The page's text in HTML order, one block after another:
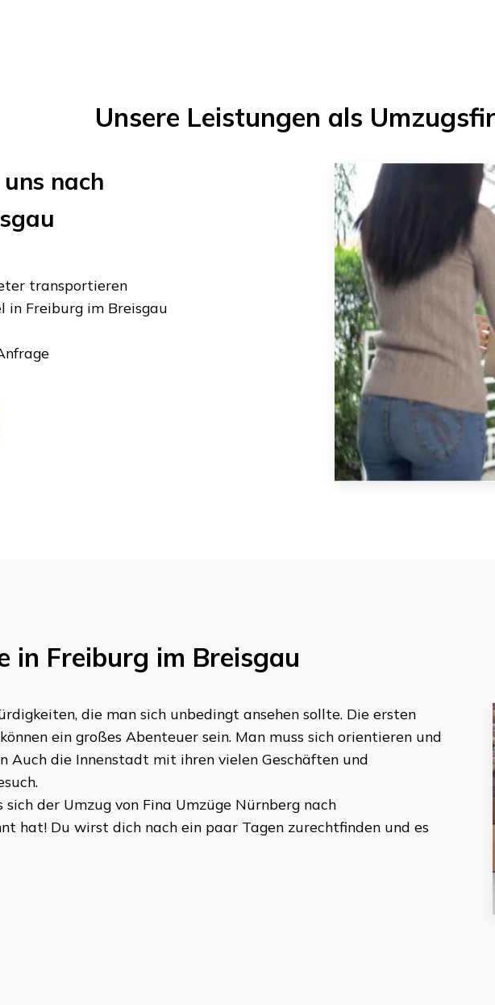
Unsere Leistungen als
nach
transportieren
in Freiburg im Breisgau
in Freiburg im Breisgau
die man sich unbedingt ansehen sollte. Die ersten
ein großes Abenteuer sein. Man muss sich orientieren und
Auch die Innenstadt mit ihren vielen Geschäften und
der Umzug von Fina Umzüge Nürnbergnach
hat! Du wirst dich nach ein paar Tagen zurechtfinden und es